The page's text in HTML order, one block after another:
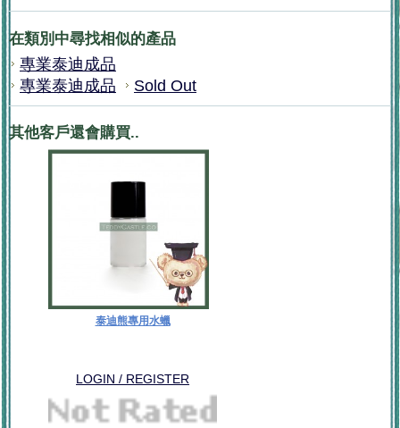
在類別中尋找相似的產品
專業泰迪成品
專業泰迪成品
Sold Out
其他客戶還會購買..
泰迪熊專用水蠟
LOGIN / REGISTER